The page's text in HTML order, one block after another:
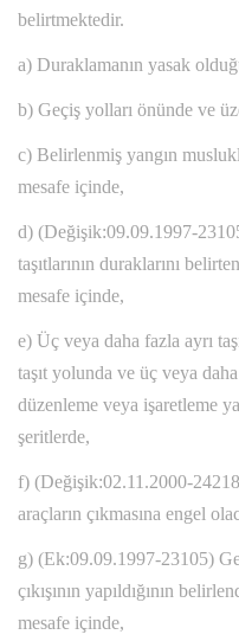
belirtmektedir.
a) Duraklamanın yasak
b) Geçiş yolları önünde ve
c) Belirlenmiş yangın
mesafe içinde,
d) (Değişik:09.09.1997-
taşıtlarının duraklarını
mesafe içinde,
e) Üç veya daha fazla ayrı
taşıt yolunda ve üç veya
düzenleme veya işaretleme
şeritlerde,
f) (Değişik:02.11.2000-
araçların çıkmasına engel
g) (Ek:09.09.1997-23105)
çıkışının yapıldığının
mesafe içinde,